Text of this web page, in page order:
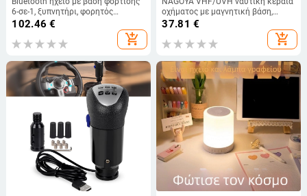
6-σε-1, ξυπνητήρι, φορητός
επιτραπέζιος υπογούφερ, IPX6,
ενσωματωμένη μπαταρία 2000–
102.46 €
add_shopping_cart
οχήματος με μαγνητική βάση,
διπλού τμήματος, διπλής
37.81 €
add_shopping_cart